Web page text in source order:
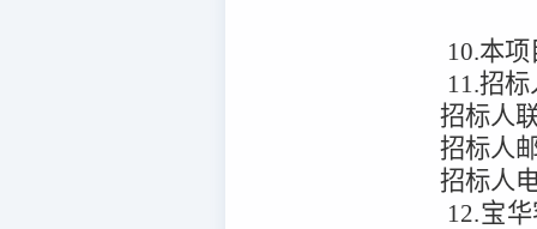
10.本项
11.招
招标人
招标人
招标人
12.宝